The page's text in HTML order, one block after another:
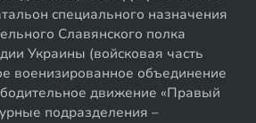
специального назначения
Славянского полка
Украины (войсковая часть
военизированное объединение
движение «Правый
подразделения –